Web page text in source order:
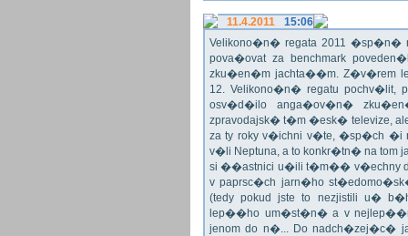
11.4.2011
15:06
Velikono�n� regata 2011 �sp�n�
pova�ovat za benchmark
zku�en�m jachta��m. Z�v�rem
12. Velikono�n� regatu
osv�d�ilo anga�ov�n�
zpravodajsk� t�m �esk� televize,
za ty roky v�ichni v�te, �sp�ch
v�li Neptuna, a to konkr�tn� na tom
si ��astnici u�ili t�m�� v�echny
v paprsc�ch jarn�ho
(tedy pokud jste to nezjistili u�
lep��ho um�st�n� a v
jenom do n�... Do nadch�zej�c�